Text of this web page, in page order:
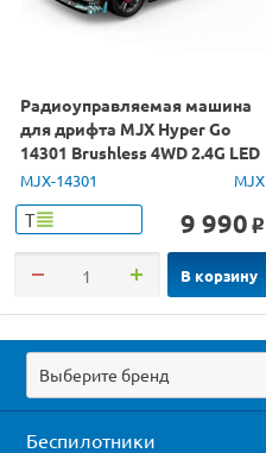
Радиоуправляемая машина
для дрифта MJX Hyper Go
14301 Brushless 4WD 2.4G LED
1/14 RTR
MJX-14301 MJX
Т 9 990 o
В корзину
Выберите бренд
Беспилотники